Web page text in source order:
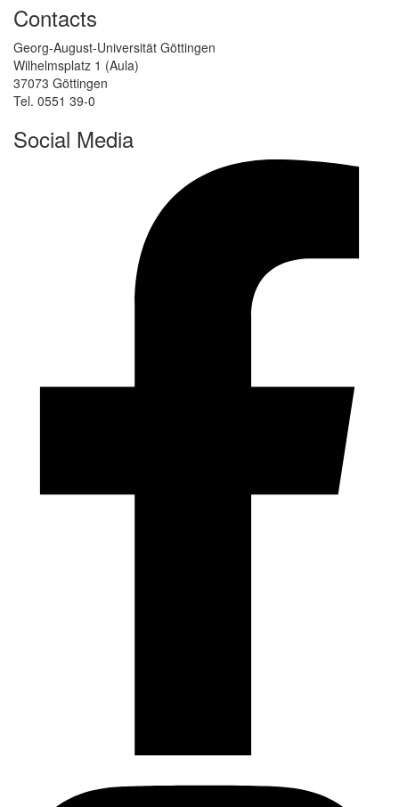
Contacts
Georg-August-Universität Göttingen
Wilhelmsplatz 1 (Aula)
37073 Göttingen
Tel. 0551 39-0
Social Media